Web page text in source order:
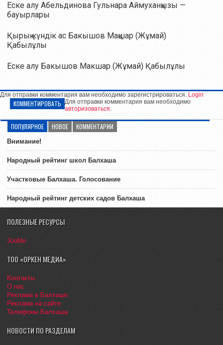
Еске алу Абельдинова Гульнара Аймуханқызы —
бауырлары
Қырық күндік ас Бакышов Мақшар (Жұмай)
Қабылұлы
Еске алу Бакышов Макшар (Жұмай) Қабылұлы
Для отправки комментария вам необходимо зарегистрироваться. Login
КОММЕНТИРОВАТЬ Для отправки комментария вам необходимо
авторизоваться.
ПОПУЛЯРНОЕ НОВОЕ КОММЕНТАРИИ
Внимание!
Народный рейтинг школ Балхаша
Участковые Балхаша. Голосование
Народный рейтинг детских садов Балхаша
ПОЛЕЗНЫЕ РЕСУРСЫ
Jooble
ТОО «ОРКЕН МЕДИА»
Контакты
О нас
Реклама в Балхаше
Реклама на сайте
Телефоны Балхаша
НОВОСТИ ПО РАЗДЕЛАМ